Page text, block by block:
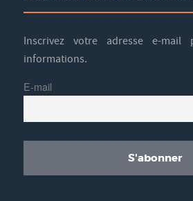
Inscrivez votre adresse e-mail
informations.
E-mail